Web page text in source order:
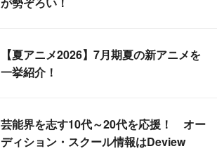
【夏アニメ2026】7月期夏の新アニメを
一挙紹介！
芸能界を志す10代～20代を応援！ オー
ディション・スクール情報はDeview